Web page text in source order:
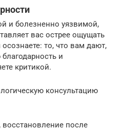
и болезненно уязвимой,
вас острее ощущать
то, что вам дают,
и
критикой.
консультацию
восстановление после